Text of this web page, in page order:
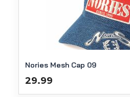
Nories Mesh Cap 09
29.99